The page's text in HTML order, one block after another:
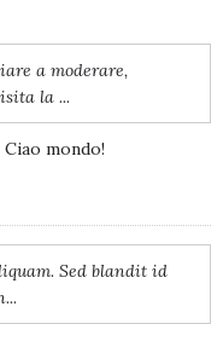
a moderare,
la ...
Ciao mondo!
Sed blandit id